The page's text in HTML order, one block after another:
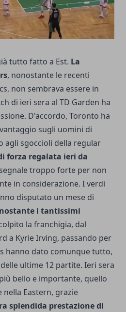
tutto fatto a Est. La
, nonostante le recenti
non sembrava essere in
di ieri sera al TD Garden ha
D'accordo, Toronto ha
sugli uomini di
agli sgoccioli della regular
forza regalata ieri da
troppo forte per non
in considerazione. I verdi
disputato un mese di
i tantissimi
la franchigia, dal
a Kyrie Irving, passando per
hanno dato comunque tutto,
ultime 12 partite. Ieri sera
bello e importante, quello
Eastern, grazie
splendida prestazione di